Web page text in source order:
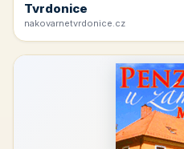
Tvrdonice
nakovarnetvrdonice.cz